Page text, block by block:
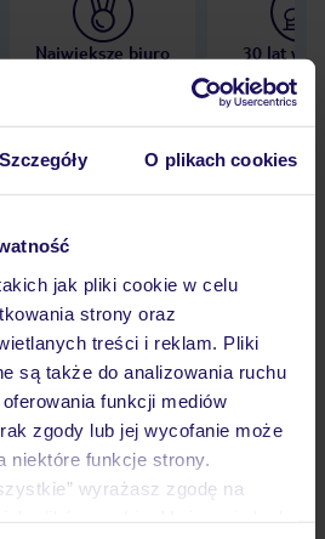
Szczegóły O plikach cookies
jak pliki cookie w celu
strony oraz
treści i reklam. Pliki
są także do analizowania ruchu
funkcji mediów
zgody lub jej wycofanie może
niektóre funkcje strony.
wyrażasz zgodę na
Największe biuro
30 lat w